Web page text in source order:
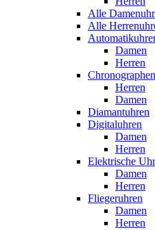
Alle
Alle
Damen
Herren
Chronographen
Herren
Damen
Diamantuhren
Digitaluhren
Damen
Herren
Elektrische
Damen
Herren
Fliegeruhren
Damen
Herren